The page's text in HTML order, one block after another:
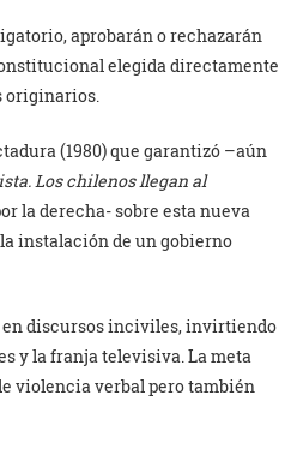
aprobarán o rechazarán
elegida directamente
originarios.
(1980) que garantizó –aún
Los chilenos llegan al
la derecha- sobre esta nueva
instalación de un gobierno
en discursos inciviles, invirtiendo
y la franja televisiva. La meta
violencia verbal pero también